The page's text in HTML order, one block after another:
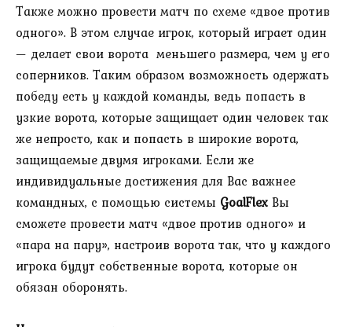
Также можно провести матч по схеме «двое против
одного». В этом случае игрок, который играет один
— делает свои ворота меньшего размера, чем у его
соперников. Таким образом возможность одержать
победу есть у каждой команды, ведь попасть в
узкие ворота, которые защищает один человек так
же непросто, как и попасть в широкие ворота,
защищаемые двумя игроками. Если же
индивидуальные достижения для Вас важнее
командных, с помощью системы GoalFlex Вы
сможете провести матч «двое против одного» и
«пара на пару», настроив ворота так, что у каждого
игрока будут собственные ворота, которые он
обязан оборонять.